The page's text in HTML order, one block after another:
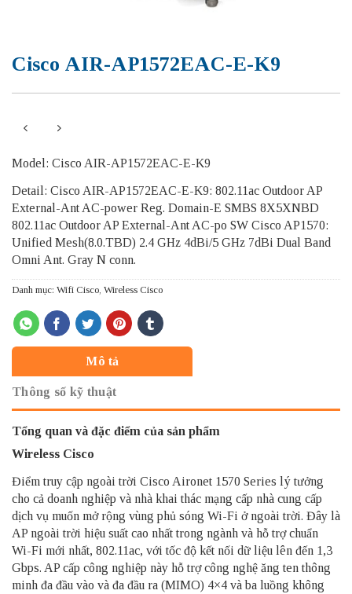
Cisco AIR-AP1572EAC-E-K9
Model: Cisco AIR-AP1572EAC-E-K9
Detail: Cisco AIR-AP1572EAC-E-K9: 802.11ac Outdoor AP
External-Ant AC-power Reg. Domain-E SMBS 8X5XNBD
802.11ac Outdoor AP External-Ant AC-po SW Cisco AP1570:
Unified Mesh(8.0.TBD) 2.4 GHz 4dBi/5 GHz 7dBi Dual Band
Omni Ant. Gray N conn.
Danh mục: Wifi Cisco Wireless Cisco
Mô tả
Thông số kỹ thuật
Tổng quan và đặc điểm của sản phẩm
Wireless Cisco
Điểm truy cập ngoài trời Cisco Aironet 1570 Series lý tưởng
cho cả doanh nghiệp và nhà khai thác mạng cấp nhà cung cấp
dịch vụ muốn mở rộng vùng phủ sóng Wi-Fi ở ngoài trời. Đây là
AP ngoài trời hiệu suất cao nhất trong ngành và hỗ trợ chuẩn
Wi-Fi mới nhất, 802.11ac, với tốc độ kết nối dữ liệu lên đến 1,3
Gbps. AP cấp công nghiệp này hỗ trợ công nghệ ăng ten thông
minh đa đầu vào và đa đầu ra (MIMO) 4×4 và ba luồng không